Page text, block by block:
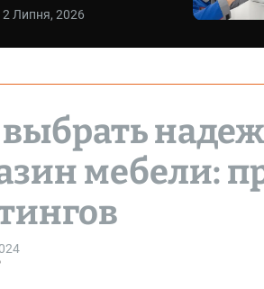
Липня, 2026
мебели: